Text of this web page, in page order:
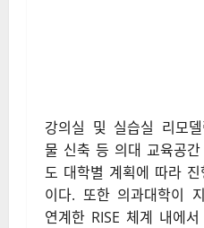
도 대학별 계획에 따라 진
이다. 또한 의과대학이
연계한 RISE 체계 내에서
여건을 고려한 교육혁신
우수 의료인력을 양성할